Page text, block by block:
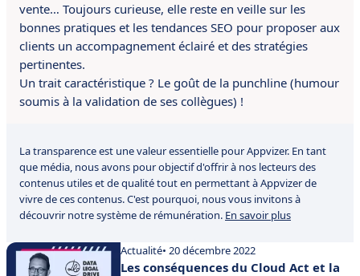
vente… Toujours curieuse, elle reste en veille sur les
bonnes pratiques et les tendances SEO pour proposer aux
clients un accompagnement éclairé et des stratégies
pertinentes.
Un trait caractéristique ? Le goût de la punchline (humour
soumis à la validation de ses collègues) !
La transparence est une valeur essentielle pour Appvizer. En tant
que média, nous avons pour objectif d'offrir à nos lecteurs des
contenus utiles et de qualité tout en permettant à Appvizer de
vivre de ces contenus. C'est pourquoi, nous vous invitons à
découvrir notre système de rémunération. En savoir plus
Actualité• 20 décembre 2022
Les conséquences du Cloud Act et la